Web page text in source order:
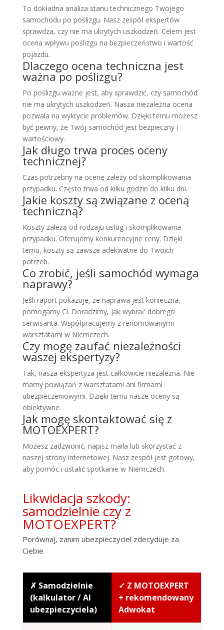
To dokładna analiza stanu technicznego Twojego
samochodu po poślizgu. Nasz zespół ekspertów
sprawdza, czy nie ma ukrytych uszkodzeń. Celem jest
ocena wpływu poślizgu na bezpieczeństwo i wartość
pojazdu.
Dlaczego ocena techniczna jest
ważna po poślizgu?
Po poślizgu ważne jest, aby sprawdzić, czy samochód
nie ma ukrytych uszkodzeń. Nasza niezależna ocena
pozwala na wykrycie problemów. Dzięki temu możesz
być pewny, że Twój samochód jest bezpieczny i
wartościowy.
Jak długo trwa proces oceny
technicznej?
Czas potrzebny na ocenę zależy od skomplikowania
przypadku. Często trwa od kilku godzin do kilku dni.
Jakie koszty są związane z oceną
techniczną?
Koszty zależą od rodzaju usług i skomplikowania
przypadku. Oferujemy konkurencyjne ceny. Dzięki
temu, koszty są zawsze adekwatne do Twoich
potrzeb.
Co zrobić, jeśli samochód wymaga
naprawy?
Jeśli raport pokazuje, że naprawa jest konieczna,
pomogamy Ci. Doradzimy, jak wybrać dobrego
serwisanta. Współpracujemy z renomowanymi
warsztatami w Niemczech.
Czy mogę zaufać niezależności
waszej ekspertyzy?
Tak, nasza ekspertyza jest całkowicie niezależna. Nie
mamy powiązań z warsztatami ani firmami
ubezpieczeniowymi. Dzięki temu nasze oceny są
obiektywne.
Jak mogę skontaktować się z
MOTOEXPERT?
Możesz zadzwonić, napisz maila lub skorzystać z
naszej strony internetowej. Nasz zespół jest gotowy,
aby pomóc i ustalić spotkanie w Niemczech.
Likwidacja szkody:
samodzielnie czy z
MOTOEXPERT?
Porównaj, zanim ubezpieczyciel zdecyduje za
Ciebie.
✗ Samodzielnie
(kalkulator / AI
ubezpieczyciela)
✓ Z MOTOEXPERT
+ rekomendowany
Adwokat